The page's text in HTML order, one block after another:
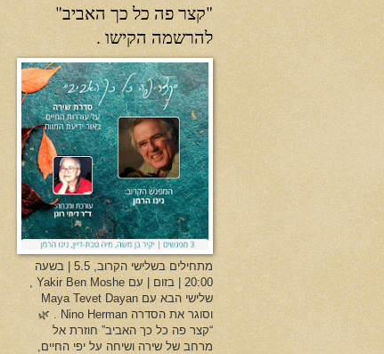
"קצר פה כל כך האביב"
להרשמה הקישו .
מתחילים בשלישי הקרוב, 5.5 | בשעה
20:00 | בזום | עם Yakir Ben Moshe ,
שלישי הבא עם Maya Tevet Dayan
וסוגר את הסדרה Nino Herman . 🌿
“קצר פה כל כך האביב” חוזרת אל
מרחב של שירה ושיחה על יפי החיים,